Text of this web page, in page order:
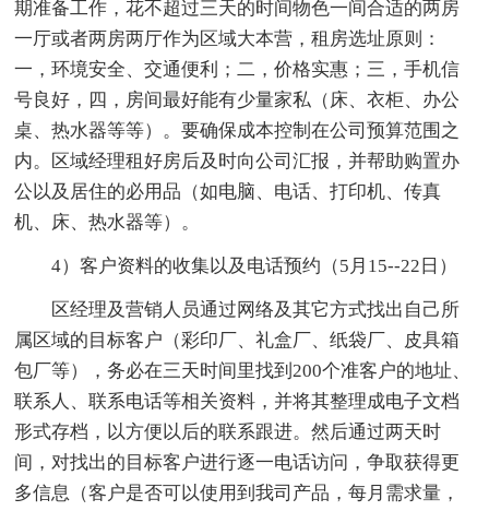
期准备工作，花不超过三天的时间物色一间合适的两房
一厅或者两房两厅作为区域大本营，租房选址原则：
一，环境安全、交通便利；二，价格实惠；三，手机信
号良好，四，房间最好能有少量家私（床、衣柜、办公
桌、热水器等等）。要确保成本控制在公司预算范围之
内。区域经理租好房后及时向公司汇报，并帮助购置办
公以及居住的必用品（如电脑、电话、打印机、传真
机、床、热水器等）。
4）客户资料的收集以及电话预约（5月15--22日）
区经理及营销人员通过网络及其它方式找出自己所
属区域的目标客户（彩印厂、礼盒厂、纸袋厂、皮具箱
包厂等），务必在三天时间里找到200个准客户的地址、
联系人、联系电话等相关资料，并将其整理成电子文档
形式存档，以方便以后的联系跟进。然后通过两天时
间，对找出的目标客户进行逐一电话访问，争取获得更
多信息（客户是否可以使用到我司产品，每月需求量，